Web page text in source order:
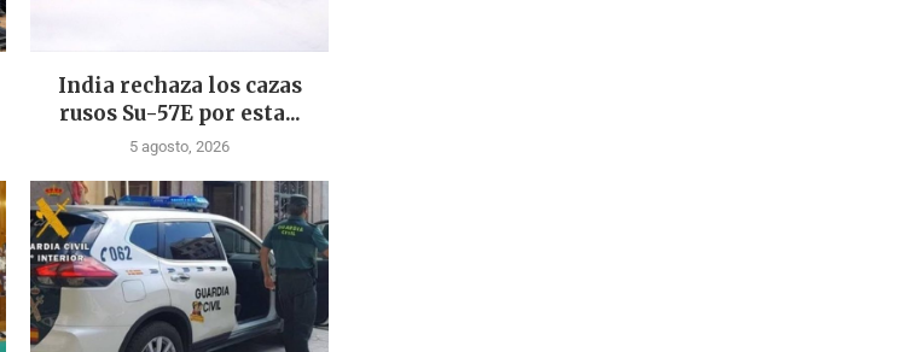
India rechaza los cazas
rusos Su-57E por esta...
5 agosto, 2026